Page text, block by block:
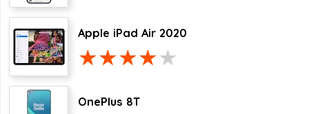
Apple iPad Air 2020
OnePlus 8T